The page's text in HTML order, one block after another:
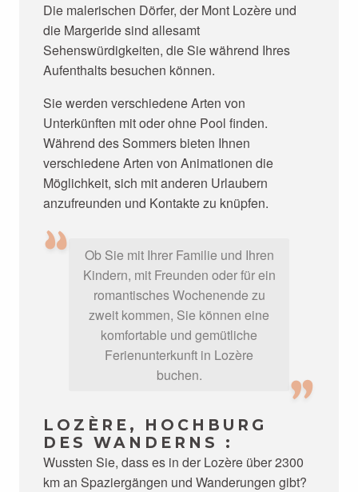
Die malerischen Dörfer, der Mont Lozère und
die Margeride sind allesamt
Sehenswürdigkeiten, die Sie während Ihres
Aufenthalts besuchen können.
Sie werden verschiedene Arten von
Unterkünften mit oder ohne Pool finden.
Während des Sommers bieten Ihnen
verschiedene Arten von Animationen die
Möglichkeit, sich mit anderen Urlaubern
anzufreunden und Kontakte zu knüpfen.
Ob Sie mit Ihrer Familie und Ihren
Kindern, mit Freunden oder für ein
romantisches Wochenende zu
zweit kommen, Sie können eine
komfortable und gemütliche
Ferienunterkunft in Lozère
buchen.
LOZÈRE, HOCHBURG
DES WANDERNS :
Wussten Sie, dass es in der Lozère über 2300
km an Spaziergängen und Wanderungen gibt?